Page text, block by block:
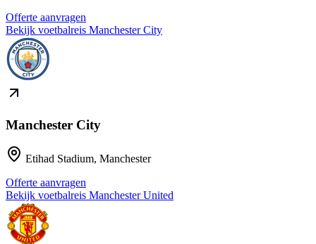
Offerte aanvragen
Bekijk voetbalreis Manchester City
Manchester City
Etihad Stadium, Manchester
Offerte aanvragen
Bekijk voetbalreis Manchester United